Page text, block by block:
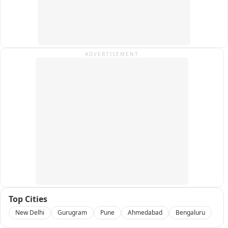
ADVERTISEMENT
Top Cities
New Delhi Gurugram Pune Ahmedabad Bengaluru